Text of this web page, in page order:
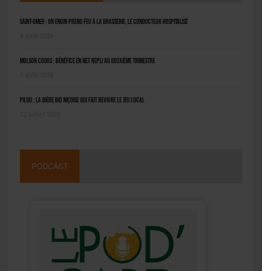
Saint-Omer : un engin prend feu à la brasserie, le conducteur hospitalisé
Molson Coors : bénéfice en net repli au deuxième trimestre
Pilou : la bière bio niçoise qui fait revivre le jeu local
PODCAST